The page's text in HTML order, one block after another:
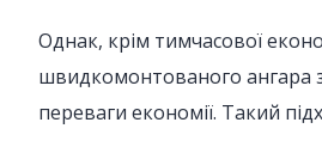
Однак, крім тимчасової
швидкомонтованого ангара
переваги економії. Такий